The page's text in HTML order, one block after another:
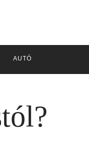
AUTÓ